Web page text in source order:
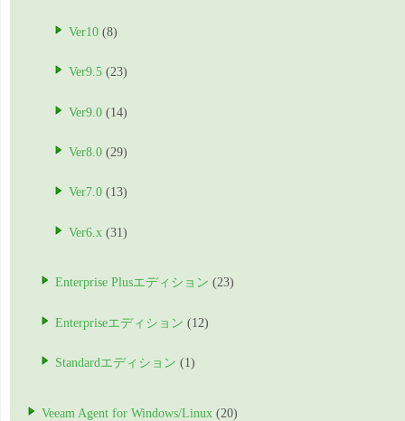
Ver10 (8)
Ver9.5 (23)
Ver9.0 (14)
Ver8.0 (29)
Ver7.0 (13)
Ver6.x (31)
Enterprise Plusエディション (23)
Enterpriseエディション (12)
Standardエディション (1)
Veeam Agent for Windows/Linux (20)